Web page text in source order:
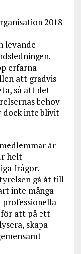
2018
levande
erfarna
att gradvis
så att det
behov
dock inte blivit
är
helt
frågor.
gå åt till
inte många
att på ett
skapa